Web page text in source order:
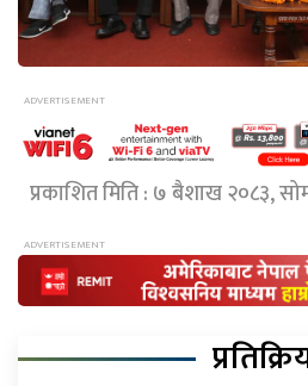
प्रकाशित मिति : ७ बैशाख २०८३,